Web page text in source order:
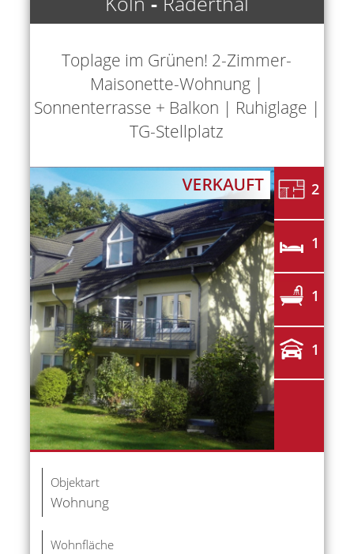
Toplage im Grünen! 2-Zimmer-
Maisonette-Wohnung |
Sonnenterrasse + Balkon | Ruhiglage |
TG-Stellplatz
2
1
1
1
Objektart
Wohnung
Wohnfläche